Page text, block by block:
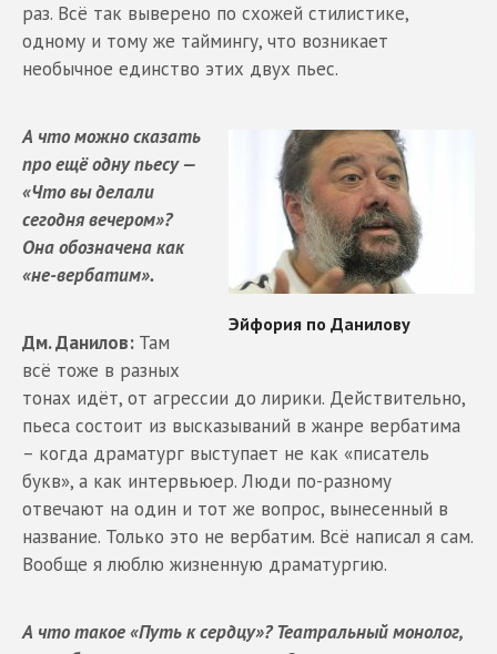
раз. Всё так выверено по схожей стилистике,
одному и тому же таймингу, что возникает
необычное единство этих двух пьес.
А что можно сказать
про ещё одну пьесу —
«Что вы делали
сегодня вечером»?
Она обозначена как
«не-вербатим».
Дм. Данилов: Там
всё тоже в разных
тонах идёт, от агрессии до лирики. Действительно,
пьеса состоит из высказываний в жанре вербатима
– когда драматург выступает не как «писатель
букв», а как интервьюер. Люди по-разному
отвечают на один и тот же вопрос, вынесенный в
название. Только это не вербатим. Всё написал я сам.
Вообще я люблю жизненную драматургию.
А что такое «Путь к сердцу»? Театральный монолог,